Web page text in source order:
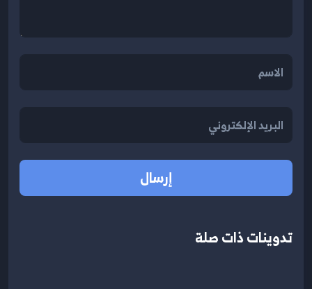
إرسال
تدوينات ذات صلة